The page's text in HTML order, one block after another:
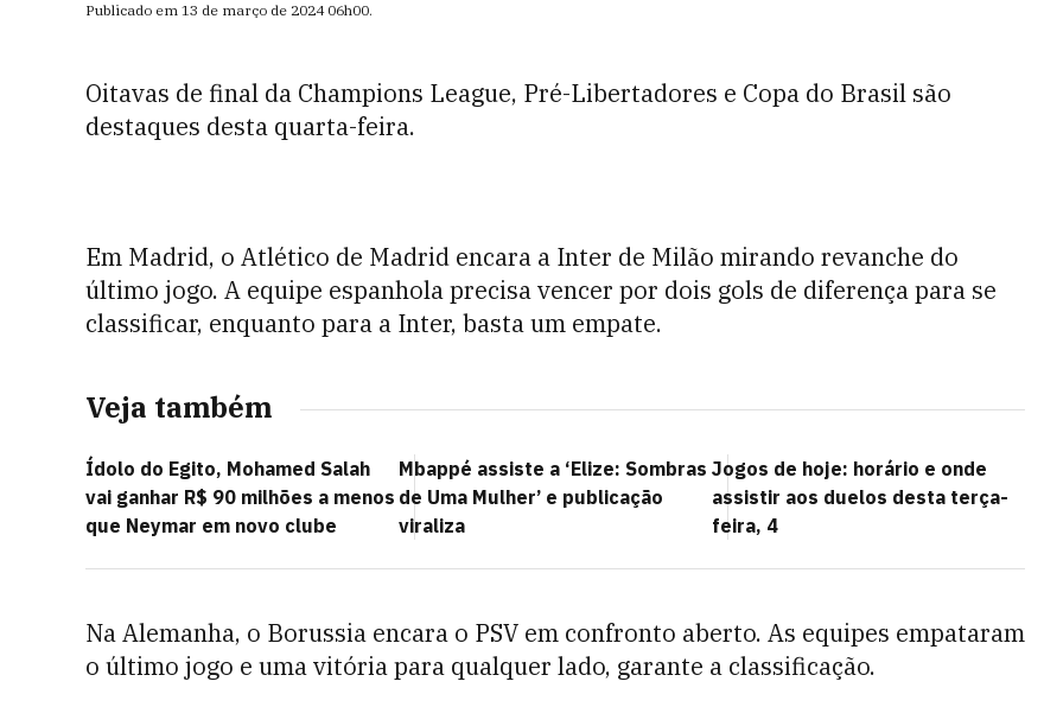
Publicado em 13 de março de 2024 06h00.
Oitavas de final da Champions League, Pré-Libertadores e Copa do Brasil são
destaques desta quarta-feira.
Em Madrid, o Atlético de Madrid encara a Inter de Milão mirando revanche do
último jogo. A equipe espanhola precisa vencer por dois gols de diferença para se
classificar, enquanto para a Inter, basta um empate.
Veja também
Ídolo do Egito, Mohamed Salah
vai ganhar R$ 90 milhões a menos
que Neymar em novo clube
Mbappé assiste a ‘Elize: Sombras
de Uma Mulher’ e publicação
viraliza
Jogos de hoje: horário e onde
assistir aos duelos desta terça-
feira, 4
Na Alemanha, o Borussia encara o PSV em confronto aberto. As equipes empataram
o último jogo e uma vitória para qualquer lado, garante a classificação.